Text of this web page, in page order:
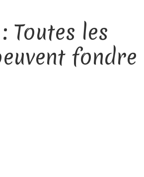
Toutes les
fondre